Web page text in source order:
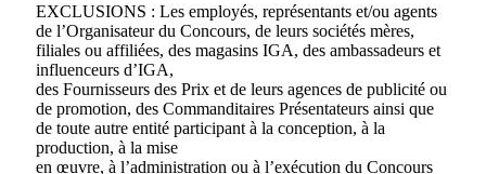
EXCLUSIONS : Les employés, représentants et/ou agents
de l’Organisateur du Concours, de leurs sociétés mères,
filiales ou affiliées, des magasins IGA, des ambassadeurs et
influenceurs d’IGA,
des Fournisseurs des Prix et de leurs agences de publicité ou
de promotion, des Commanditaires Présentateurs ainsi que
de toute autre entité participant à la conception, à la
production, à la mise
en œuvre, à l’administration ou à l’exécution du Concours